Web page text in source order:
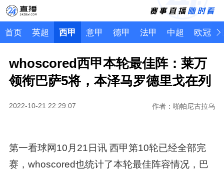
首页 英超 西甲 意甲 德甲 法甲 中超 欧冠
whoscored西甲本轮最佳阵：莱万
领衔巴萨5将，本泽马罗德里戈在列
2022-10-21 22:29:07 作者：啪帕尼古拉乌
第一看球网10月21日讯 西甲第10轮已经全部完
赛，whoscored也统计了本轮最佳阵容情况，巴